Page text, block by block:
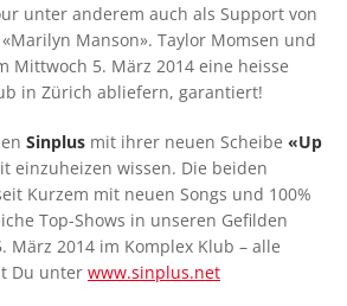
unter anderem auch als Support von
«Marilyn Manson». Taylor Momsen und
Mittwoch 5. März 2014 eine heisse
in Zürich abliefern, garantiert!
Sinplus mit ihrer neuen Scheibe «Up
einzuheizen wissen. Die beiden
Kurzem mit neuen Songs und 100%
Top-Shows in unseren Gefilden
März 2014 im Komplex Klub – alle
Du unter www.sinplus.net